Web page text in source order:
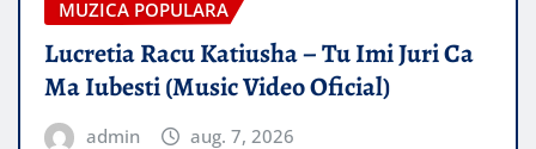
MUZICA POPULARA
Lucretia Racu Katiusha – Tu Imi Juri Ca
Ma Iubesti (Music Video Oficial)
admin aug. 7, 2026